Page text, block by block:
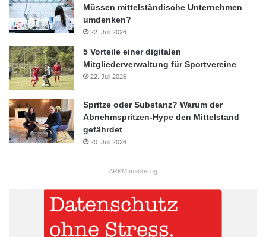
Müssen mittelständische Unternehmen
umdenken?
22. Juli 2026
5 Vorteile einer digitalen
Mitgliederverwaltung für Sportvereine
22. Juli 2026
Spritze oder Substanz? Warum der
Abnehmspritzen-Hype den Mittelstand
gefährdet
20. Juli 2026
ARKM.marketing